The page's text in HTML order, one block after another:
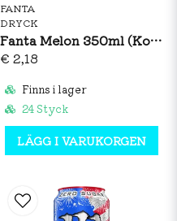
FANTA
DRYCK
Fanta Melon 350ml (Korea)
€ 2,18
Finns i lager
24 Styck
LÄGG I VARUKORGEN